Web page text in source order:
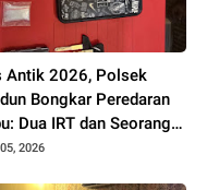
Antik 2026, Polsek
Bongkar Peredaran
Dua IRT dan Seorang
Diamankan
2026